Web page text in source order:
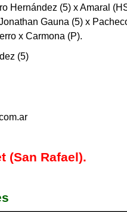
Hernández (5) x Amaral
Gauna (5) x
x Carmona (P).
(5)
(San Rafael).